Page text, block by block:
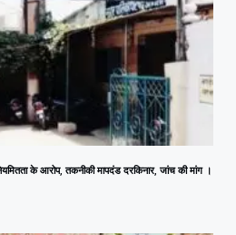
के आरोप, तकनीकी मापदंड दरकिनार, जांच की मांग ।